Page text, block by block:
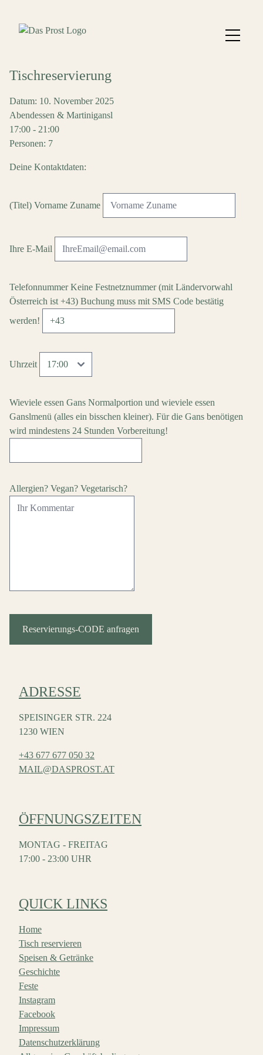
Tischreservierung
Datum: 10. November 2025
Abendessen & Martinigansl
17:00 - 21:00
Personen: 7
Deine Kontaktdaten:
(Titel) Vorname Zuname
Ihre E-Mail
TelefonnummerKeine Festnetznummer (mit Ländervorwahl
Österreich ist +43) Buchung muss mit SMS Code bestätig
werden!
Uhrzeit
Wieviele essen Gans Normalportion und wieviele essen
Ganslmenü (alles ein bisschen kleiner). Für die Gans benötigen
wird mindestens 24 Stunden Vorbereitung!
Allergien? Vegan? Vegetarisch?
Reservierungs-CODE anfragen
ADRESSE
SPEISINGER STR. 224
1230 WIEN
+43 677 677 050 32
MAIL@DASPROST.AT
ÖFFNUNGSZEITEN
MONTAG - FREITAG
17:00 - 23:00 UHR
QUICK LINKS
Home
Tisch reservieren
Speisen & Getränke
Geschichte
Feste
Instagram
Facebook
Impressum
Datenschutzerklärung